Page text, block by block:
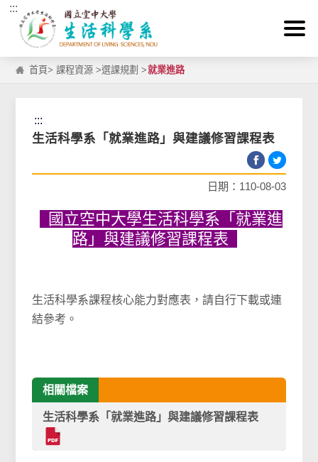
跳到主要內容區塊
:::
首頁>課程資源 >選課規劃 >就業進路
:::
生活科學系「就業進路」與建議修習課程表
日期：110-08-03
國立空中大學生活科學系「就業進
路」與建議修習課程表
生活科學系課程核心能力對應表，請自行下載或連
結參考。
相關檔案
生活科學系「就業進路」與建議修習課程表